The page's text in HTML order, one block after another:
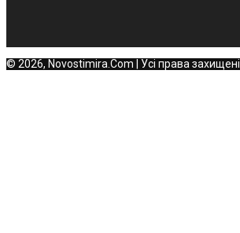
© 2026, Novostimira.Com | Усі права захищені